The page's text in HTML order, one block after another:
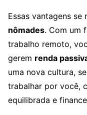
Essas vantagens se
nômades. Com um
trabalho remoto,
gerem renda
uma nova cultura,
trabalhar por você,
equilibrada e